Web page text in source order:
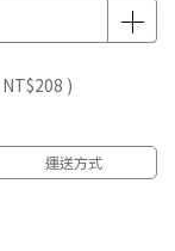
NT$208 )
運送方式